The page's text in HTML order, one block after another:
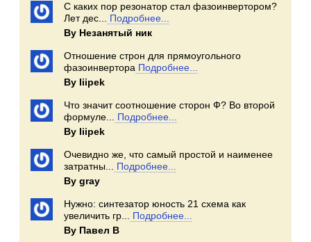
С каких пор резонатор стал фазоинвертором?
Лет дес...
Подробнее...
By Незанятый ник
Отношение строн для прямоугольного
фазоинвертора Подробнее...
By Iiipek
Что значит соотношение сторон Ф? Во второй
формуле...
Подробнее...
By Iiipek
Очевидно же, что самый простой и наименее
затратны...
Подробнее...
By gray
Нужно: синтезатор юность 21 схема как
увеличить гр...
Подробнее...
By Павел В